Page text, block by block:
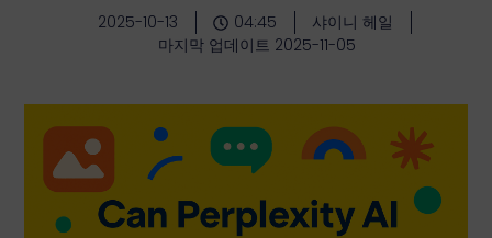
2025-10-13 04:45
샤이니 헤일
마지막 업데이트 2025-11-05